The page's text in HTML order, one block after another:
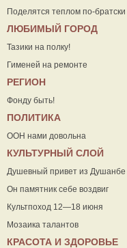
Поделятся теплом по-братски
ЛЮБИМЫЙ ГОРОД
Тазики на полку!
Гименей на ремонте
РЕГИОН
Фонду быть!
ПОЛИТИКА
ООН нами довольна
КУЛЬТУРНЫЙ СЛОЙ
Душевный привет из Душанбе
Он памятник себе воздвиг
Культпоход 12—18 июня
Мозаика талантов
КРАСОТА И ЗДОРОВЬЕ